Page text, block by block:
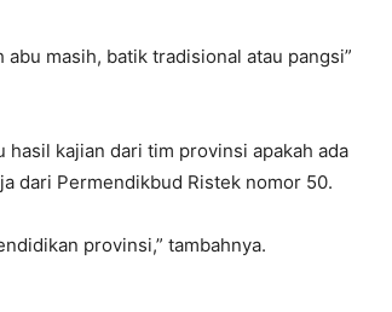
masih, batik tradisional atau pangsi”
kajian dari tim provinsi apakah ada
dari Permendikbud Ristek nomor 50.
provinsi,” tambahnya.